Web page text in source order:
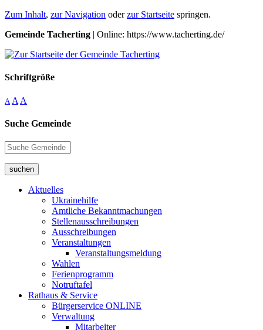
Zum Inhalt, zur Navigation oderzur Startseite springen.
Gemeinde Tacherting | Online: https://www.tacherting.de/
Schriftgröße
A A A
Suche Gemeinde
suchen
Aktuelles
Ukrainehilfe
Amtliche Bekanntmachungen
Stellenausschreibungen
Ausschreibungen
Veranstaltungen
Veranstaltungsmeldung
Wahlen
Ferienprogramm
Notruftafel
Rathaus & Service
Bürgerservice ONLINE
Verwaltung
Mitarbeiter